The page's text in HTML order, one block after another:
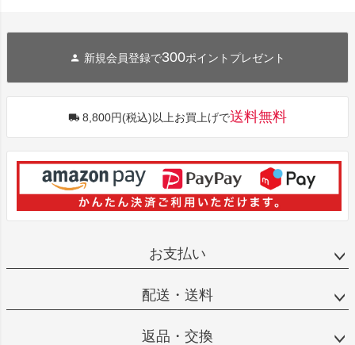
新規会員登録で300ポイントプレゼント
8,800円(税込)以上お買上げで送料無料
お支払い
配送・送料
返品・交換